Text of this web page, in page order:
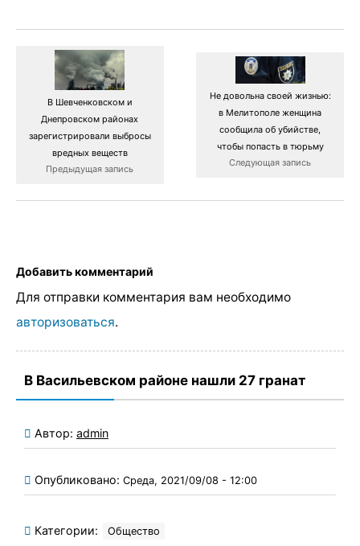
В Шевченковском и
Днепровском районах
зарегистрировали выбросы
вредных веществ
Предыдущая запись
Не довольна своей жизнью:
в Мелитополе женщина
сообщила об убийстве,
чтобы попасть в тюрьму
Следующая запись
Добавить комментарий
Для отправки комментария вам необходимо
авторизоваться.
В Васильевском районе нашли 27 гранат
Автор: admin
Опубликовано: Среда, 2021/09/08 - 12:00
Категории: Общество